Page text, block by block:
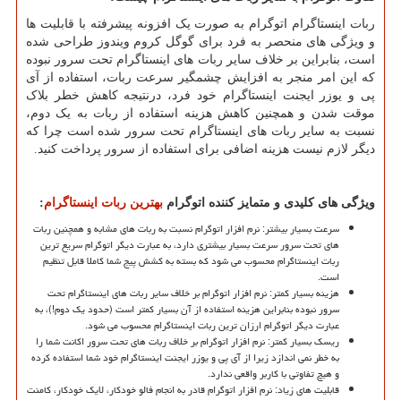
ربات اینستاگرام اتوگرام به صورت یک افزونه پیشرفته با قابلیت ها
و ویژگی های منحصر به فرد برای گوگل کروم ویندوز طراحی شده
است، بنابراین بر خلاف سایر ربات های اینستاگرام تحت سرور نبوده
که این امر منجر به افزایش چشمگیر سرعت ربات، استفاده از آی
پی و یوزر ایجنت اینستاگرام خود فرد، درنتیجه کاهش خطر بلاک
موقت شدن و همچنین کاهش هزینه استفاده از ربات به یک دوم،
نسبت به سایر ربات های اینستاگرام تحت سرور شده است چرا که
دیگر لازم نیست هزینه اضافی برای استفاده از سرور پرداخت کنید.
ویژگی های کلیدی و متمایز کننده اتوگرام بهترین ربات اینستاگرام:
سرعت بسیار بیشتر: نرم افزار اتوگرام نسبت به ربات های مشابه و همچنین ربات
های تحت سرور سرعت بسیار بیشتری دارد، به عبارت دیگر اتوگرام سریع ترین
ربات اینستاگرام محسوب می شود که بسته به کشش پیج شما کاملا قابل تنظیم
است.
هزینه بسیار کمتر: نرم افزار اتوگرام بر خلاف سایر ربات های اینستاگرام تحت
سرور نبوده بنابراین هزینه استفاده از آن بسیار کمتر است (حدود یک دوم!)، به
عبارت دیگر اتوگرام ارزان ترین ربات اینستاگرام محسوب می شود.
ریسک بسیار کمتر: نرم افزار اتوگرام بر خلاف ربات های تحت سرور اکانت شما را
به خطر نمی اندازد زیرا از آی پی و یوزر ایجنت اینستاگرام خود شما استفاده کرده
و هیچ تفاوتی با کاربر واقعی ندارد.
قابلیت های زیاد: نرم افزار اتوگرام قادر به انجام فالو خودکار، لایک خودکار، کامنت